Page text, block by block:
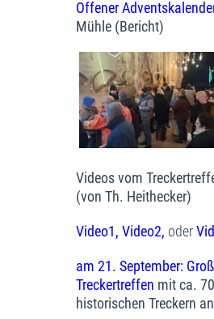
Offener
Mühle (Bericht)
Videos vom
(von Th. Heithecker)
Video1, Video2, oder
am 21. September:
Treckertreffen mit ca. 70
historischen Treckern